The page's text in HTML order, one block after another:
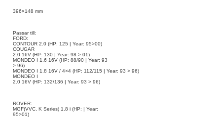
396×148 mm
Passar till:
FORD:
CONTOUR 2.0 (HP: 125 | Year: 95>00)
COUGAR
2.0 16V (HP: 130 | Year: 98 > 01)
MONDEO I 1.6 16V (HP: 88/90 | Year: 93
> 96)
MONDEO I 1.8 16V / 4×4 (HP: 112/115 | Year: 93 > 96)
MONDEO I
2.0 16V (HP: 132/136 | Year: 93 > 96)
ROVER:
MGF(VVC, K Series) 1.8 i (HP: | Year:
95>01)